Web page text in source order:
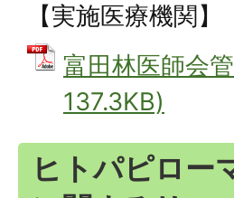
【実施医療機関】
富田林医師会
137.3KB)
ヒトパピロー